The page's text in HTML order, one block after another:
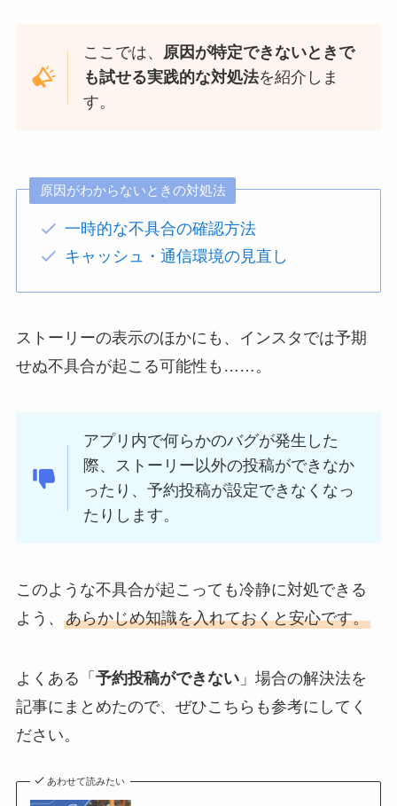
ここでは、 原因が特定できないときで
も試せる実践的な対処法を紹介しま
す。
原因がわからないときの対処法
一時的な不具合の確認方法
キャッシュ・通信環境の見直し
ストーリーの表示のほかにも、インスタでは予期
せぬ不具合が起こる可能性も……。
アプリ内で何らかのバグが発生した
際、ストーリー以外の投稿ができなか
ったり、予約投稿が設定できなくなっ
たりします。
このような不具合が起こっても冷静に対処できる
よう、 あらかじめ知識を入れておくと安心です。
よくある「 予約投稿ができない」場合の解決法を
記事にまとめたので、ぜひこちらも参考にしてく
ださい。
あわせて読みたい